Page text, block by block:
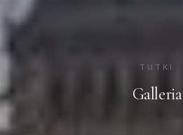
TUTKI
Galleria